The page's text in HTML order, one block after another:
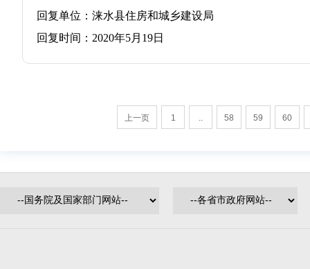
回复单位：涞水县住房和城乡建设局
回复时间：2020年5月19日
上一页 1 58 59 60